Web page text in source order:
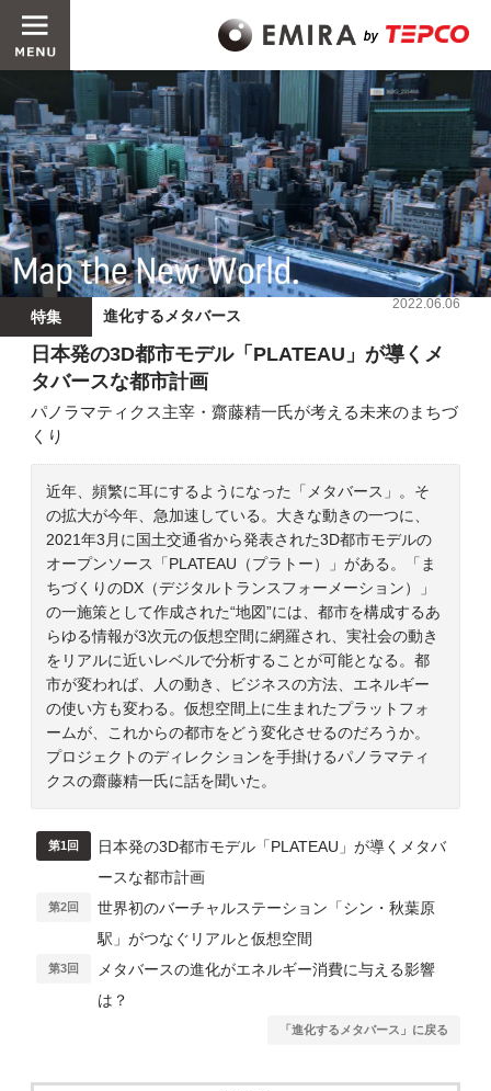
特集 進化するメタバース
2022.06.06
日本発の3D都市モデル「PLATEAU」が導くメ
タバースな都市計画
パノラマティクス主宰・齋藤精一氏が考える未来のまちづ
くり
近年、頻繁に耳にするようになった「メタバース」。そ
の拡大が今年、急加速している。大きな動きの一つに、
2021年3月に国土交通省から発表された3D都市モデルの
オープンソース「PLATEAU（プラトー）」がある。「ま
ちづくりのDX（デジタルトランスフォーメーション）」
の一施策として作成された“地図”には、都市を構成するあ
らゆる情報が3次元の仮想空間に網羅され、実社会の動き
をリアルに近いレベルで分析することが可能となる。都
市が変われば、人の動き、ビジネスの方法、エネルギー
の使い方も変わる。仮想空間上に生まれたプラットフォ
ームが、これからの都市をどう変化させるのだろうか。
プロジェクトのディレクションを手掛けるパノラマティ
クスの齋藤精一氏に話を聞いた。
第1回
日本発の3D都市モデル「PLATEAU」が導くメタバ
ースな都市計画
第2回
世界初のバーチャルステーション「シン・秋葉原
駅」がつなぐリアルと仮想空間
第3回
メタバースの進化がエネルギー消費に与える影響
は？
「進化するメタバース」に戻る